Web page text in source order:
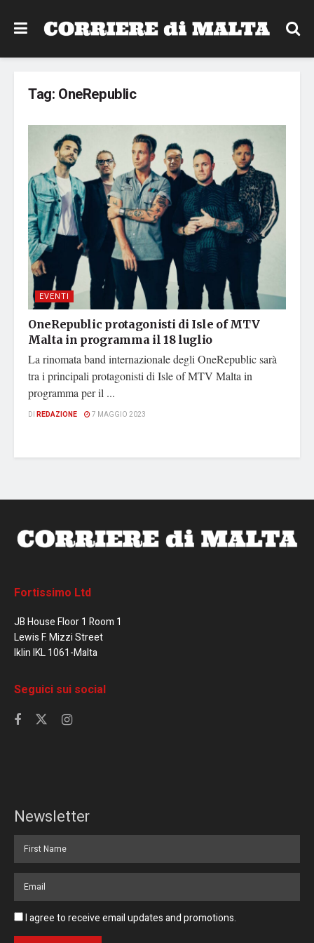
Tag: OneRepublic
EVENTI
OneRepublic protagonisti di Isle of MTV
Malta in programma il 18 luglio
La rinomata band internazionale degli OneRepublic sarà
tra i principali protagonisti di Isle of MTV Malta in
programma per il ...
DI REDAZIONE 7 MAGGIO 2023
Fortissimo Ltd
JB House Floor 1 Room 1
Lewis F. Mizzi Street
Iklin IKL 1061-Malta
Seguici sui social
Newsletter
I agree to receive email updates and promotions.